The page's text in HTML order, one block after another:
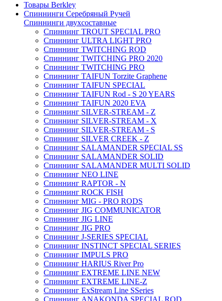
Товары Berkley
Спиннинги Серебряный Ручей
Спиннинги двухсоставные
Спиннинг TROUT SPECIAL PRO
Спиннинг ULTRA LIGHT PRO
Спиннинг TWITCHING ROD
Спиннинг TWITCHING PRO 2020
Спиннинг TWITCHING PRO
Спиннинг TAIFUN Torzite Graphene
Спиннинг TAIFUN SPECIAL
Спиннинг TAIFUN Rod - S 20 YEARS
Спиннинг TAIFUN 2020 EVA
Спиннинг SILVER-STREAM - Z
Спиннинг SILVER-STREAM - X
Спиннинг SILVER-STREAM - S
Спиннинг SILVER CREEK - Z
Спиннинг SALAMANDER SPECIAL SS
Спиннинг SALAMANDER SOLID
Спиннинг SALAMANDER MULTI SOLID
Спиннинг NEO LINE
Спиннинг RAPTOR - N
Спиннинг ROCK FISH
Спиннинг MIG - PRO RODS
Спиннинг JIG COMMUNICATOR
Спиннинг JIG LINE
Спиннинг JIG PRO
Спиннинг J-SERIES SPECIAL
Спиннинг INSTINCT SPECIAL SERIES
Спиннинг IMPULS PRO
Спиннинг HARIUS River Pro
Спиннинг EXTREME LINE NEW
Спиннинг EXTREME LINE-Z
Спиннинг ExStream Line SSeries
Спиннинг ANAKONDA SPECIAL ROD